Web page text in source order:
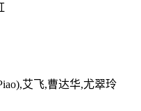
艾飞,曹达华,尤翠玲